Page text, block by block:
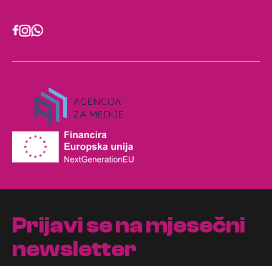
Prijavi se na mjesečni
newsletter